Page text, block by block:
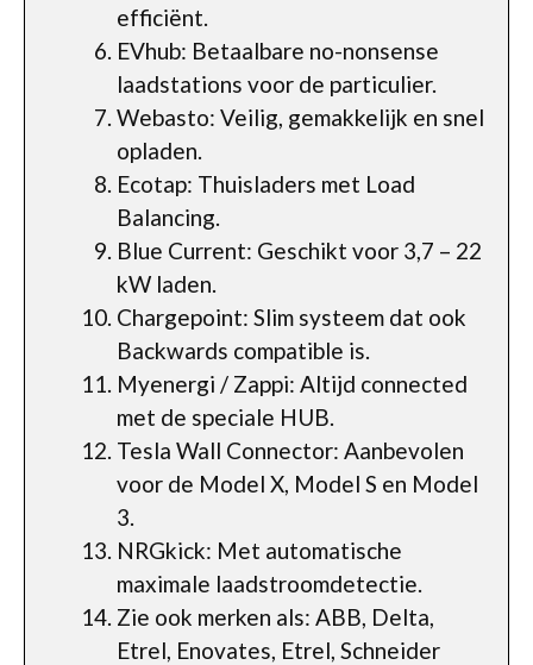
efficiënt.
EVhub: Betaalbare no-nonsense
laadstations voor de particulier.
Webasto: Veilig, gemakkelijk en snel
opladen.
Ecotap: Thuisladers met Load
Balancing.
Blue Current: Geschikt voor 3,7 – 22
kW laden.
Chargepoint: Slim systeem dat ook
Backwards compatible is.
Myenergi / Zappi: Altijd connected
met de speciale HUB.
Tesla Wall Connector: Aanbevolen
voor de Model X, Model S en Model
3.
NRGkick: Met automatische
maximale laadstroomdetectie.
Zie ook merken als: ABB, Delta,
Etrel, Enovates, Etrel, Schneider